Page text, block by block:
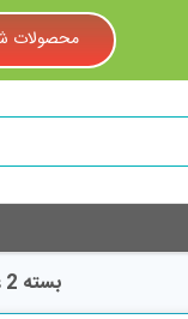
محصولات
بسته 2 عددی مار اسباب بازی مدل SMALL SNAKE